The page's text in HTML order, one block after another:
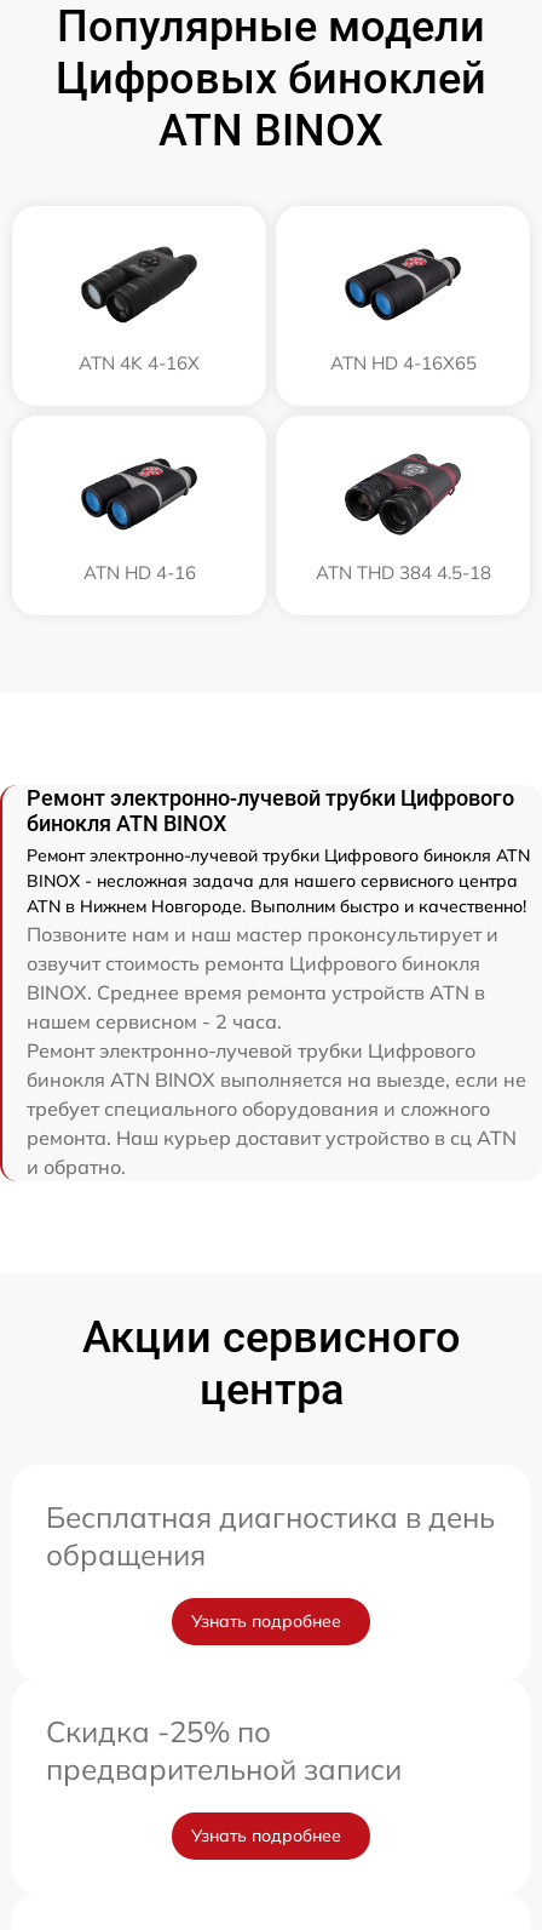
Популярные модели
Цифровых биноклей
ATN BINOX
ATN 4K 4-16X ATN HD 4-16X65
ATN HD 4-16 ATN THD 384 4.5-18
Ремонт электронно-лучевой трубки Цифрового
бинокля ATN BINOX
Ремонт электронно-лучевой трубки Цифрового бинокля ATN
BINOX - несложная задача для нашего сервисного центра
ATN в Нижнем Новгороде. Выполним быстро и качественно!
Позвоните нам и наш мастер проконсультирует и
озвучит стоимость ремонта Цифрового бинокля
BINOX. Среднее время ремонта устройств ATN в
нашем сервисном - 2 часа.
Ремонт электронно-лучевой трубки Цифрового
бинокля ATN BINOX выполняется на выезде, если не
требует специального оборудования и сложного
ремонта. Наш курьер доставит устройство в сц ATN
и обратно.
Акции сервисного
центра
Бесплатная диагностика в день
обращения
Узнать подробнее
Скидка -25% по
предварительной записи
Узнать подробнее